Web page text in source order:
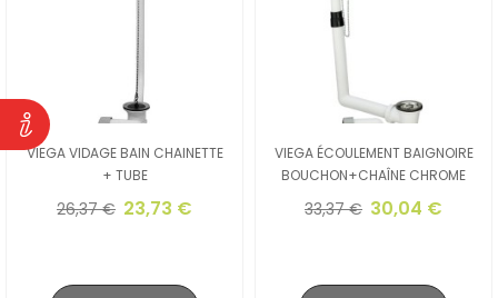
VIEGA VIDAGE BAIN CHAINETTE
+ TUBE
26,37 € 23,73 €
VIEGA ÉCOULEMENT BAIGNOIRE
BOUCHON+CHAÎNE CHROME
33,37 € 30,04 €